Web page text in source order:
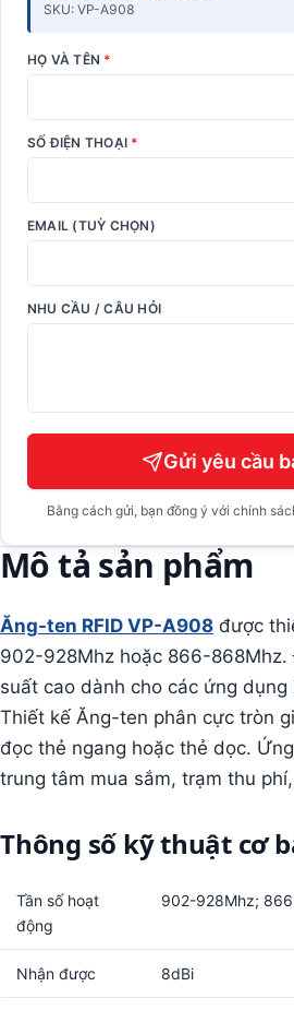
SKU: VP-A908
HỌ VÀ TÊN *
SỐ ĐIỆN THOẠI *
EMAIL (TUỲ CHỌN)
NHU CẦU / CÂU HỎI
Gửi yêu cầu
Bằng cách gửi, bạn đồng ý với chính
Mô tả sản phẩm
Ăng-ten RFID VP-A908 được
902-928Mhz hoặc 866-
suất cao dành cho các ứng dụng
Thiết kế Ăng-ten phân cực tròn
đọc thẻ ngang hoặc thẻ dọc.
trung tâm mua sắm, trạm thu
Thông số kỹ thuật cơ
Tần số hoạt
động
902-928Mhz;
Nhận được 8dBi